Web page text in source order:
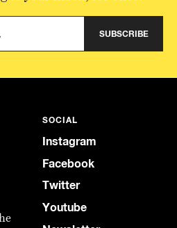
SUBSCRIBE
SOCIAL
Instagram
Facebook
Twitter
Youtube